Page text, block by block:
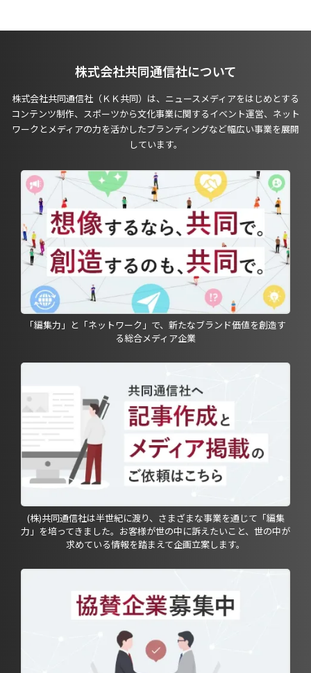
株式会社共同通信社について
株式会社共同通信社（ＫＫ共同）は、ニュースメディアをはじめとする
コンテンツ制作、スポーツから文化事業に関するイベント運営、ネット
ワークとメディアの力を活かしたブランディングなど幅広い事業を展開
しています。
「編集力」と「ネットワーク」で、新たなブランド価値を創造す
る総合メディア企業
(株)共同通信社は半世紀に渡り、さまざまな事業を通じて「編集
力」を培ってきました。お客様が世の中に訴えたいこと、世の中が
求めている情報を踏まえて企画立案します。